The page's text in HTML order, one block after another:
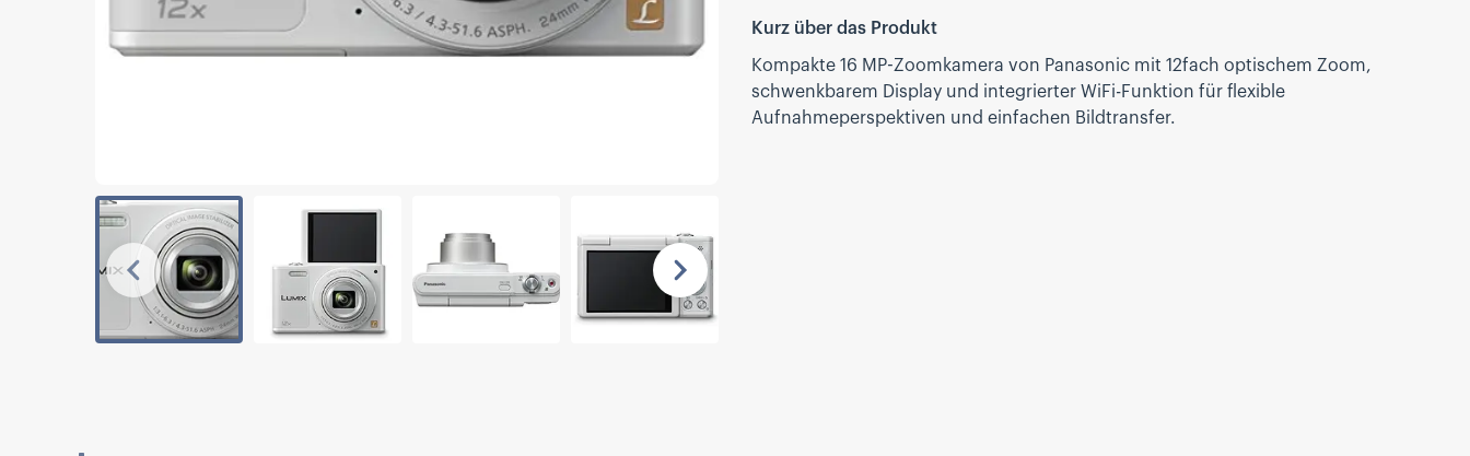
Vorherige Nächste
Kurz über das Produkt
Kompakte 16 MP-Zoomkamera von Panasonic mit 12fach optischem Zoom,
schwenkbarem Display und integrierter WiFi-Funktion für flexible
Aufnahmeperspektiven und einfachen Bildtransfer.